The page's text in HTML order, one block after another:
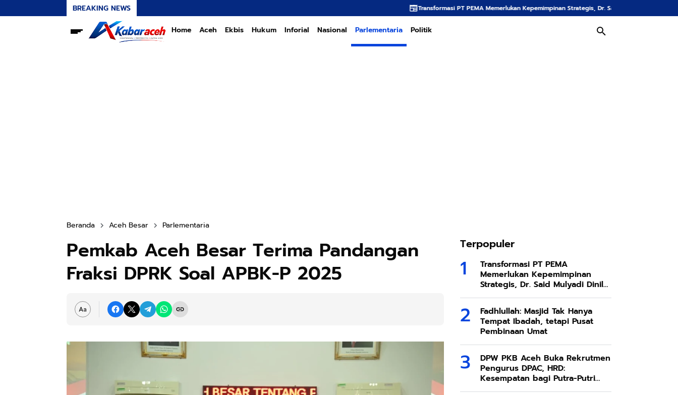
BREAKING NEWS Transformasi PT PEMA Memerlukan Kepemimpinan Strategis, Dr. Said Mulyadi Dinilai Memenuhi Kriteria
Home Aceh Ekbis Hukum Inforial Nasional Parlementaria Politik
Beranda Aceh Besar Parlementaria
Pemkab Aceh Besar Terima Pandangan
Fraksi DPRK Soal APBK-P 2025
Terpopuler
Transformasi PT PEMA
Memerlukan Kepemimpinan
Strategis, Dr. Said Mulyadi Dinilai
Memenuhi Kriteria
Fadhlullah: Masjid Tak Hanya
Tempat Ibadah, tetapi Pusat
Pembinaan Umat
DPW PKB Aceh Buka Rekrutmen
Pengurus DPAC, HRD:
Kesempatan bagi Putra-Putri
Terbaik Aceh